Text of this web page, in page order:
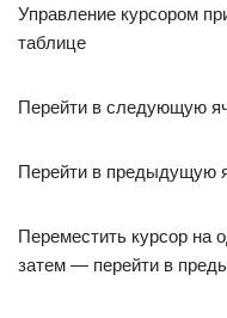
Управление курсором
таблице
Перейти в следующую
Перейти в предыдущую
Переместить курсор на
затем — перейти в